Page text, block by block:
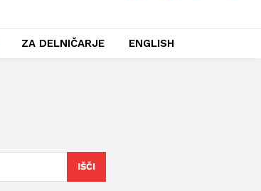
ZA DELNIČARJE ENGLISH
IŠČI